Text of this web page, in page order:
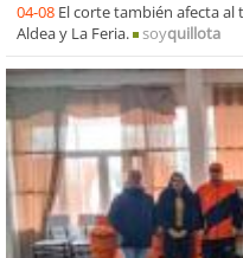
04-08 El corte también afecta
Aldea y La Feria.
soyquillota